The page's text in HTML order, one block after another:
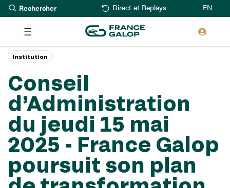
Aller
au
contenu
principal
Rechercher Direct et Replays EN
Conseil
d’Administration
du jeudi 15 mai
2025 - France Galop
poursuit son plan
Institution